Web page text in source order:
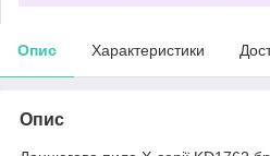
Опис Характеристики
Опис